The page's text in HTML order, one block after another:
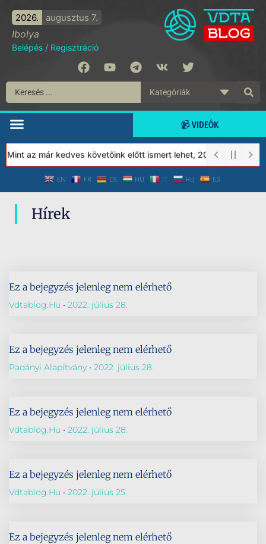
2026. augusztus 7.
Ibolya
Belépés / Regisztráció
📹 VIDEÓK
az már kedves követőink előtt ismert lehet, 2023-tól a
EN FR DE HU IT RU ES
Hírek
Ez a bejegyzés jelenleg nem elérhető
Vdtablog.hu 2022. július 28.
Ez a bejegyzés jelenleg nem elérhető
Padányi Alapítvány 2022. július 28.
Ez a bejegyzés jelenleg nem elérhető
Vdtablog.hu 2022. július 28.
Ez a bejegyzés jelenleg nem elérhető
Vdtablog.hu 2022. július 25.
Ez a bejegyzés jelenleg nem elérhető